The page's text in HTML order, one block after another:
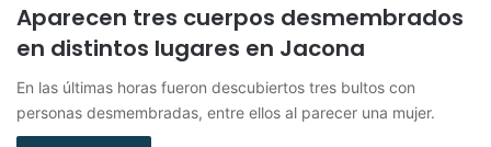
Aparecen tres cuerpos desmembrados
en distintos lugares en Jacona
En las últimas horas fueron descubiertos tres bultos con
personas desmembradas, entre ellos al parecer una mujer.